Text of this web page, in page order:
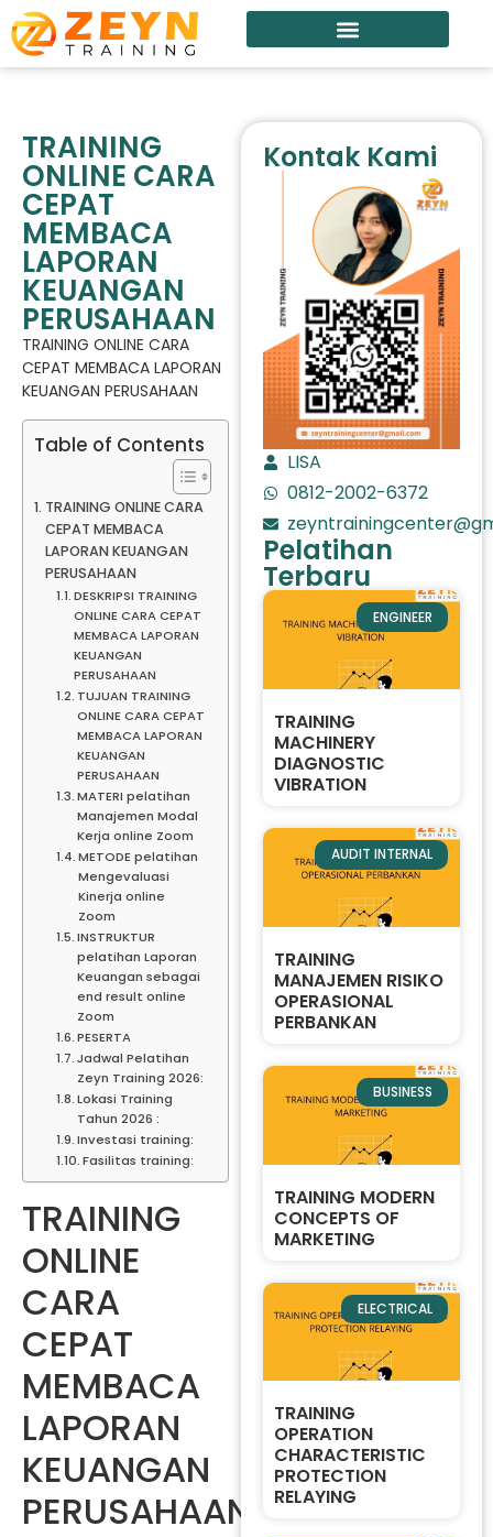
TRAINING
ONLINE CARA
CEPAT
MEMBACA
LAPORAN
KEUANGAN
PERUSAHAAN
TRAINING ONLINE CARA
CEPAT MEMBACA LAPORAN
KEUANGAN PERUSAHAAN
Table of Contents
TRAINING ONLINE CARA
CEPAT MEMBACA
LAPORAN KEUANGAN
PERUSAHAAN
DESKRIPSI TRAINING
ONLINE CARA CEPAT
MEMBACA LAPORAN
KEUANGAN
PERUSAHAAN
TUJUAN TRAINING
ONLINE CARA CEPAT
MEMBACA LAPORAN
KEUANGAN
PERUSAHAAN
MATERI pelatihan
Manajemen Modal
Kerja online Zoom
METODE pelatihan
Mengevaluasi
Kinerja online
Zoom
INSTRUKTUR
pelatihan Laporan
Keuangan sebagai
end result online
Zoom
PESERTA
Jadwal Pelatihan
Zeyn Training 2026:
Lokasi Training
Tahun 2026 :
Investasi training:
Fasilitas training:
TRAINING
ONLINE
CARA
CEPAT
MEMBACA
LAPORAN
KEUANGAN
PERUSAHAAN
Kontak Kami
LISA
0812-2002-6372
Pelatihan
Terbaru
ENGINEER
TRAINING
MACHINERY
DIAGNOSTIC
VIBRATION
AUDIT INTERNAL
TRAINING
MANAJEMEN RISIKO
OPERASIONAL
PERBANKAN
BUSINESS
TRAINING MODERN
CONCEPTS OF
MARKETING
ELECTRICAL
TRAINING
OPERATION
CHARACTERISTIC
PROTECTION
RELAYING